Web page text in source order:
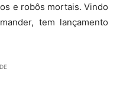
e robôs mortais. Vindo
tem lançamento